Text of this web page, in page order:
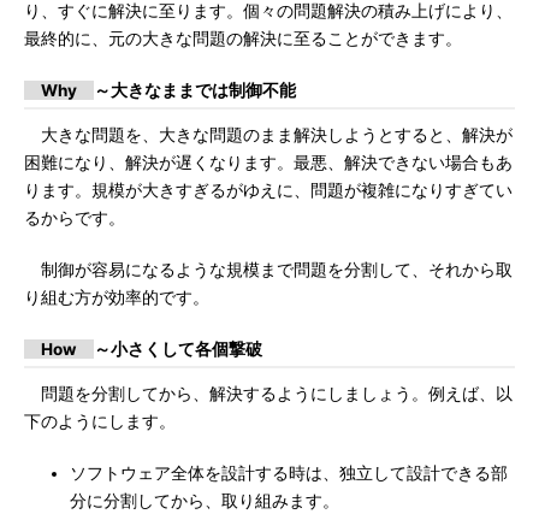
り、すぐに解決に至ります。個々の問題解決の積み上げにより、
最終的に、元の大きな問題の解決に至ることができます。
Why ～大きなままでは制御不能
大きな問題を、大きな問題のまま解決しようとすると、解決が
困難になり、解決が遅くなります。最悪、解決できない場合もあ
ります。規模が大きすぎるがゆえに、問題が複雑になりすぎてい
るからです。
制御が容易になるような規模まで問題を分割して、それから取
り組む方が効率的です。
How ～小さくして各個撃破
問題を分割してから、解決するようにしましょう。例えば、以
下のようにします。
ソフトウェア全体を設計する時は、独立して設計できる部
分に分割してから、取り組みます。